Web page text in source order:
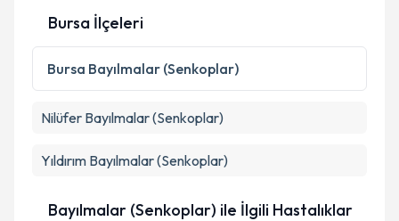
Kişisel verilerimin işlenmesine ilişkinAydınlatma
Metni 'ni okudum ve kişisel verilerimin belirtilen
kapsamda işlenmesini kabul ediyorum.
Bursa İlçeleri
Bursa Bayılmalar (Senkoplar)
Nilüfer Bayılmalar (Senkoplar)
Yıldırım Bayılmalar (Senkoplar)
Bayılmalar (Senkoplar) ile İlgili Hastalıklar